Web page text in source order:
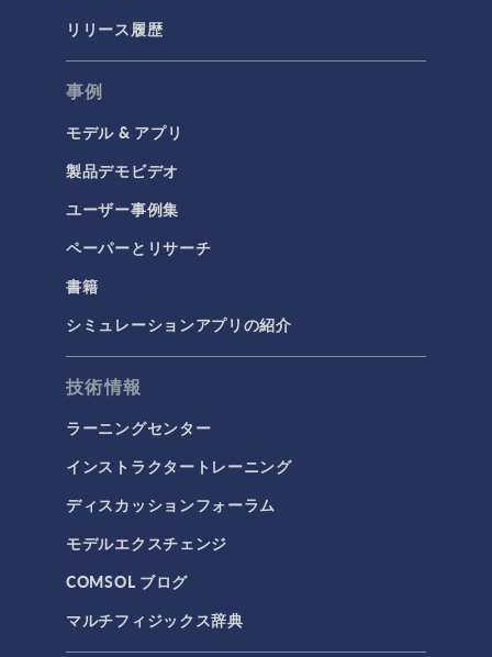
リリース履歴
事例
モデル & アプリ
製品デモビデオ
ユーザー事例集
ペーパーとリサーチ
書籍
シミュレーションアプリの紹介
技術情報
ラーニングセンター
インストラクタートレーニング
ディスカッションフォーラム
モデルエクスチェンジ
COMSOL ブログ
マルチフィジックス辞典